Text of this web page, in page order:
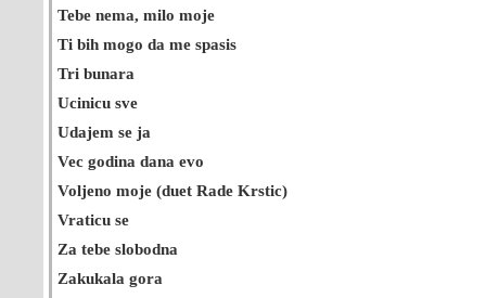
Tebe nema, milo moje
Ti bih mogo da me spasis
Tri bunara
Ucinicu sve
Udajem se ja
Vec godina dana evo
Voljeno moje (duet Rade Krstic)
Vraticu se
Za tebe slobodna
Zakukala gora